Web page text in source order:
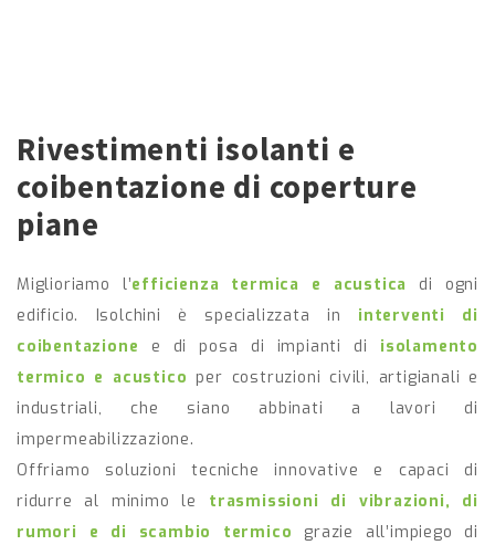
Rivestimenti isolanti e
coibentazione di coperture
piane
Miglioriamo l’efficienza termica e acustica
di ogni
edificio. Isolchini è specializzata in interventi di
coibentazione e di posa di impianti di isolamento
termico e acustico per costruzioni civili, artigianali e
industriali, che siano abbinati a lavori di
impermeabilizzazione.
Offriamo soluzioni tecniche innovative e capaci di
ridurre al minimo le trasmissioni di vibrazioni, di
rumori e di scambio termico grazie all’impiego di